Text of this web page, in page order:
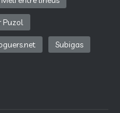
Puzol
Subigas